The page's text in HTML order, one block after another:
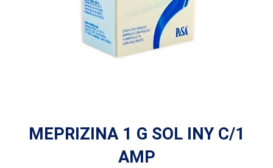
MEPRIZINA 1 G SOL INY C/1
AMP